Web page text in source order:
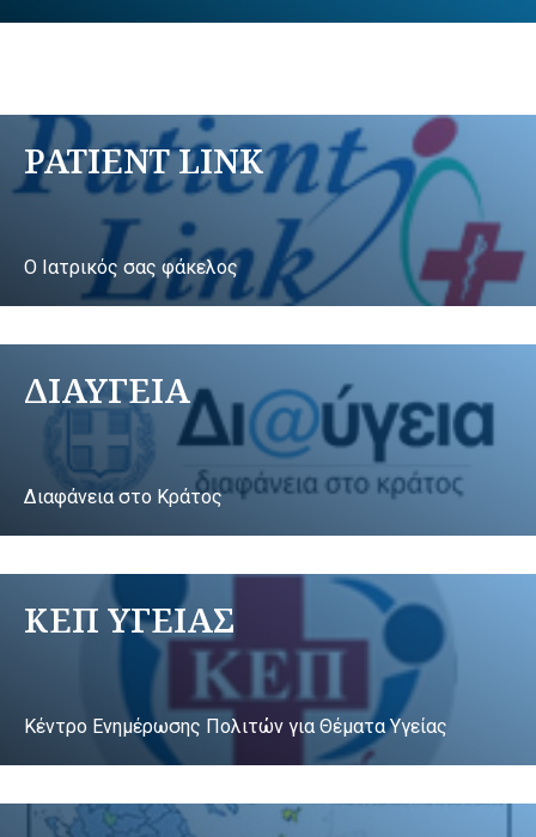
PATIENT LINK
Ο Ιατρικός σας φάκελος
ΔΙΑΥΓΕΙΑ
Διαφάνεια στο Κράτος
ΚΕΠ ΥΓΕΙΑΣ
Κέντρο Ενημέρωσης Πολιτών για Θέματα Υγείας